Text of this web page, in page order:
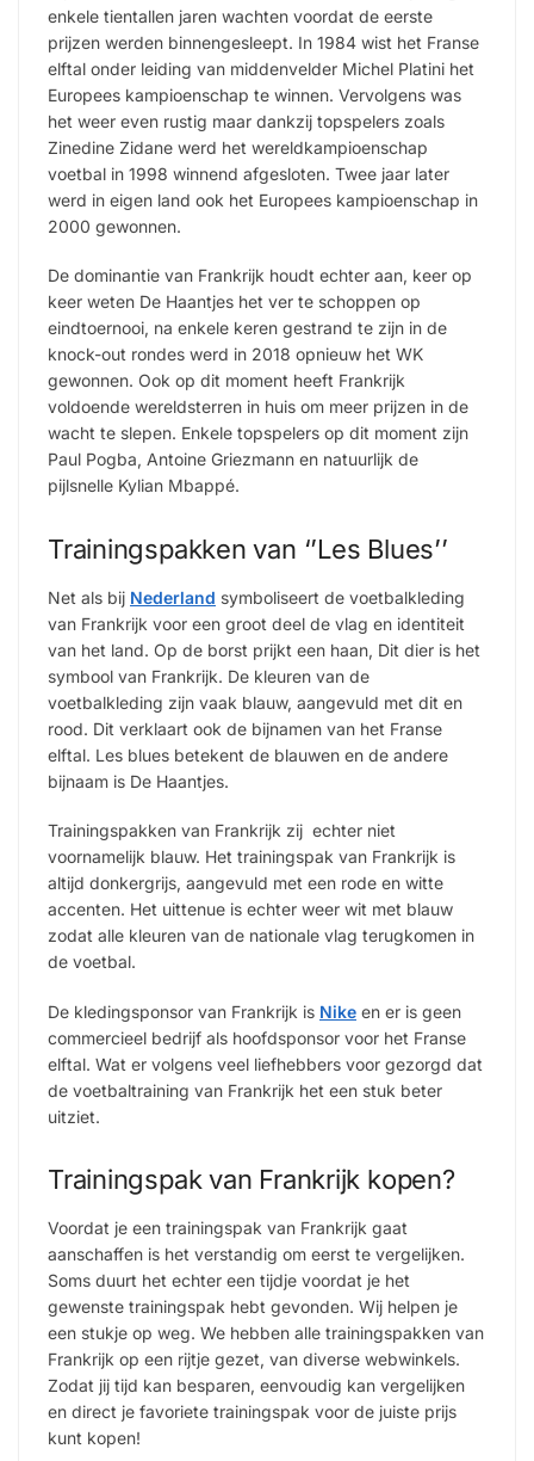
enkele tientallen jaren wachten voordat de eerste
prijzen werden binnengesleept. In 1984 wist het Franse
elftal onder leiding van middenvelder Michel Platini het
Europees kampioenschap te winnen. Vervolgens was
het weer even rustig maar dankzij topspelers zoals
Zinedine Zidane werd het wereldkampioenschap
voetbal in 1998 winnend afgesloten. Twee jaar later
werd in eigen land ook het Europees kampioenschap in
2000 gewonnen.
De dominantie van Frankrijk houdt echter aan, keer op
keer weten De Haantjes het ver te schoppen op
eindtoernooi, na enkele keren gestrand te zijn in de
knock-out rondes werd in 2018 opnieuw het WK
gewonnen. Ook op dit moment heeft Frankrijk
voldoende wereldsterren in huis om meer prijzen in de
wacht te slepen. Enkele topspelers op dit moment zijn
Paul Pogba, Antoine Griezmann en natuurlijk de
pijlsnelle Kylian Mbappé.
Trainingspakken van ‘’Les Blues’’
Net als bij Nederland symboliseert de voetbalkleding
van Frankrijk voor een groot deel de vlag en identiteit
van het land. Op de borst prijkt een haan, Dit dier is het
symbool van Frankrijk. De kleuren van de
voetbalkleding zijn vaak blauw, aangevuld met dit en
rood. Dit verklaart ook de bijnamen van het Franse
elftal. Les blues betekent de blauwen en de andere
bijnaam is De Haantjes.
Trainingspakken van Frankrijk zij echter niet
voornamelijk blauw. Het trainingspak van Frankrijk is
altijd donkergrijs, aangevuld met een rode en witte
accenten. Het uittenue is echter weer wit met blauw
zodat alle kleuren van de nationale vlag terugkomen in
de voetbal.
De kledingsponsor van Frankrijk is Nike en er is geen
commercieel bedrijf als hoofdsponsor voor het Franse
elftal. Wat er volgens veel liefhebbers voor gezorgd dat
de voetbaltraining van Frankrijk het een stuk beter
uitziet.
Trainingspak van Frankrijk kopen?
Voordat je een trainingspak van Frankrijk gaat
aanschaffen is het verstandig om eerst te vergelijken.
Soms duurt het echter een tijdje voordat je het
gewenste trainingspak hebt gevonden. Wij helpen je
een stukje op weg. We hebben alle trainingspakken van
Frankrijk op een rijtje gezet, van diverse webwinkels.
Zodat jij tijd kan besparen, eenvoudig kan vergelijken
en direct je favoriete trainingspak voor de juiste prijs
kunt kopen!